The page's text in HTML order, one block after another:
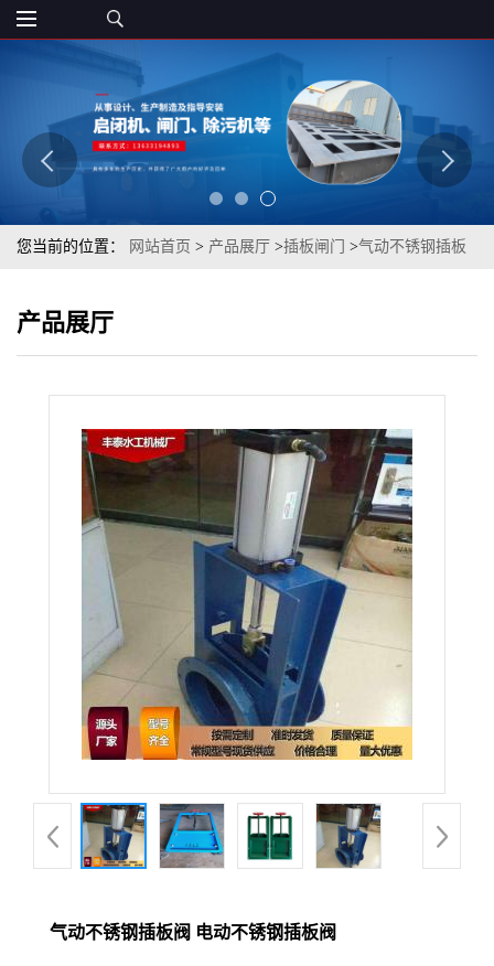
您当前的位置： 网站首页 > 产品展厅 >插板闸门 >气动不锈钢插板
产品展厅
气动不锈钢插板阀 电动不锈钢插板阀